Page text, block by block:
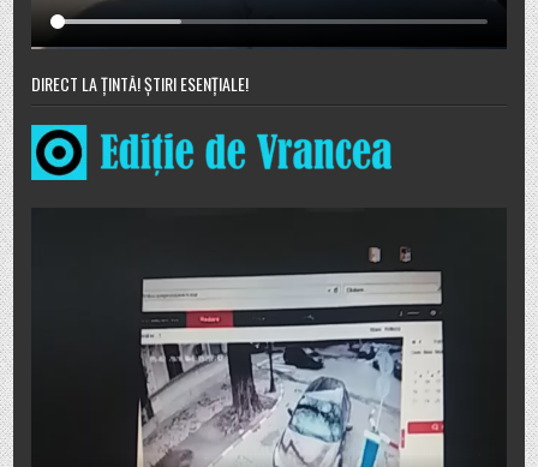
DIRECT LA ȚINTĂ! ȘTIRI ESENȚIALE!